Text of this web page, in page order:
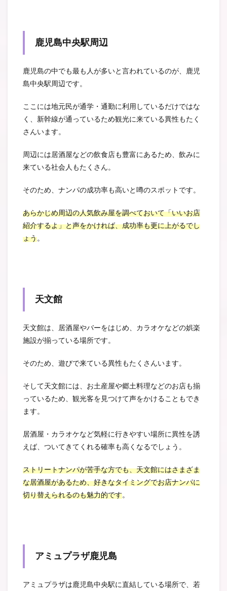
鹿児島中央駅周辺
鹿児島の中でも最も人が多いと言われているのが、鹿児
島中央駅周辺です。
ここには地元民が通学・通勤に利用しているだけではな
く、新幹線が通っているため観光に来ている異性もたく
さんいます。
周辺には居酒屋などの飲食店も豊富にあるため、飲みに
来ている社会人もたくさん。
そのため、ナンパの成功率も高いと噂のスポットです。
あらかじめ周辺の人気飲み屋を調べておいて「いいお店
紹介するよ」と声をかければ、成功率も更に上がるでし
ょう。
天文館
天文館は、居酒屋やバーをはじめ、カラオケなどの娯楽
施設が揃っている場所です。
そのため、遊びで来ている異性もたくさんいます。
そして天文館には、お土産屋や郷土料理などのお店も揃
っているため、観光客を見つけて声をかけることもでき
ます。
居酒屋・カラオケなど気軽に行きやすい場所に異性を誘
えば、ついてきてくれる確率も高くなるでしょう。
ストリートナンパが苦手な方でも、天文館にはさまざま
な居酒屋があるため、好きなタイミングでお店ナンパに
切り替えられるのも魅力的です。
アミュプラザ鹿児島
アミュプラザは鹿児島中央駅に直結している場所で、若